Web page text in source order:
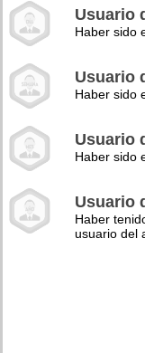
Usuario
Haber sido
Usuario
Haber sido
Usuario
Haber sido
Usuario
Haber
usuario del